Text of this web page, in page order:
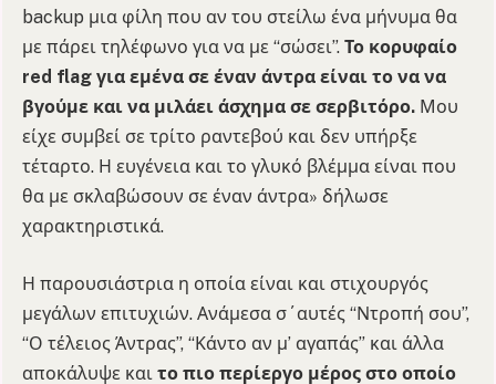
backup μια φίλη που αν του στείλω ένα μήνυμα θα
με πάρει τηλέφωνο για να με “σώσει”. Το κορυφαίο
red flag για εμένα σε έναν άντρα είναι το να να
βγούμε και να μιλάει άσχημα σε σερβιτόρο. Μου
είχε συμβεί σε τρίτο ραντεβού και δεν υπήρξε
τέταρτο. Η ευγένεια και το γλυκό βλέμμα είναι που
θα με σκλαβώσουν σε έναν άντρα» δήλωσε
χαρακτηριστικά.
Η παρουσιάστρια η οποία είναι και στιχουργός
μεγάλων επιτυχιών. Ανάμεσα σ΄αυτές “Ντροπή σου”,
“Ο τέλειος Άντρας”, “Κάντο αν μ’ αγαπάς” και άλλα
αποκάλυψε και το πιο περίεργο μέρος στο οποίο